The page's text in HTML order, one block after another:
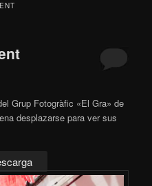
Grup Fotogràfic «El Gra» de
desplazarse para ver sus